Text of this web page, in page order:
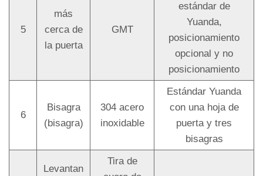
5
más
cerca de
la puerta
GMT
estándar de
Yuanda,
posicionamiento
opcional y no
posicionamiento
6
Bisagra
(bisagra)
304 acero
inoxidable
Estándar Yuanda
con una hoja de
puerta y tres
bisagras
Levantan
Tira de